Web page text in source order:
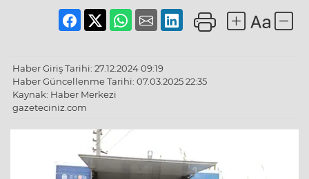
Haber Giriş Tarihi: 27.12.2024 09:19
Haber Güncellenme Tarihi: 07.03.2025 22:35
Kaynak: Haber Merkezi
gazeteciniz.com